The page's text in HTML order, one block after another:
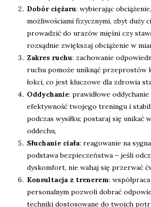
Dobór ciężaru: wybierając
możliwościami fizycznymi, zbyt duży
prowadzić do urazów mięśni czy
rozsądnie zwiększaj obciążenie w
Zakres ruchu: zachowanie
ruchu pomoże uniknąć przeprostów
łokci, co jest kluczowe dla zdrowia
Oddychanie: prawidłowe
efektywność twojego treningu i
podczas wysiłku; postaraj się unikać
oddechu,
Słuchanie ciała: reagowanie na
podstawa bezpieczeństwa – jeśli
dyskomfort, nie wahaj się przerwać
Konsultacja z trenerem:
personalnym pozwoli dobrać
techniki dostosowane do twoich